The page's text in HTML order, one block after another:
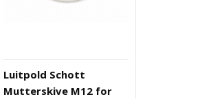
Luitpold Schott
Mutterskive M12 for